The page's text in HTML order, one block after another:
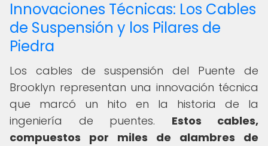
Innovaciones Técnicas: Los Cables
de Suspensión y los Pilares de
Piedra
Los cables de suspensión del Puente de
Brooklyn representan una innovación técnica
que marcó un hito en la historia de la
ingeniería de puentes. Estos cables,
compuestos por miles de alambres de